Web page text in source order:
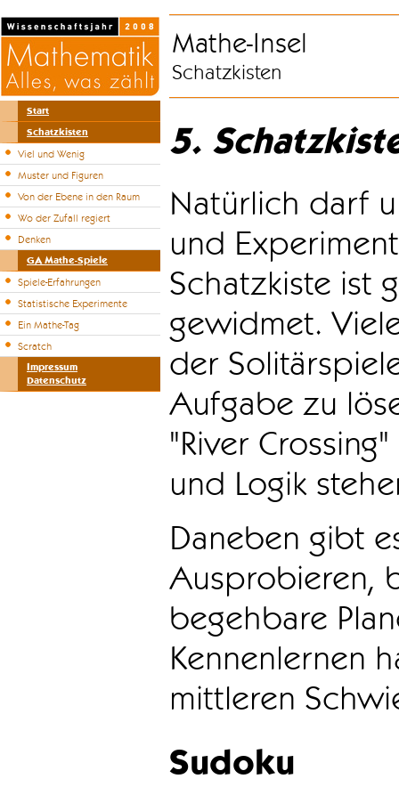
Start
Schatzkisten
Viel und Wenig
Muster und Figuren
Von der Ebene in den Raum
Wo der Zufall regiert
Denken
GA Mathe-Spiele
Spiele-Erfahrungen
Statistische Experimente
Ein Mathe-Tag
Scratch
Impressum
Datenschutz
Mathe-Insel
Schatzkisten
5.
Natürlich darf
und
Schatzkiste ist
gewidmet.
der
Aufgabe zu
"River
und Logik
Daneben gibt
Ausprobieren,
begehbare
Kennenlernen
mittleren
Sudoku